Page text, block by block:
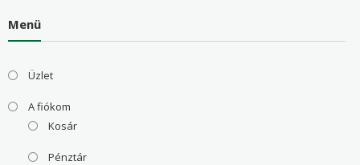
Menü
Üzlet
A fiókom
Kosár
Pénztár